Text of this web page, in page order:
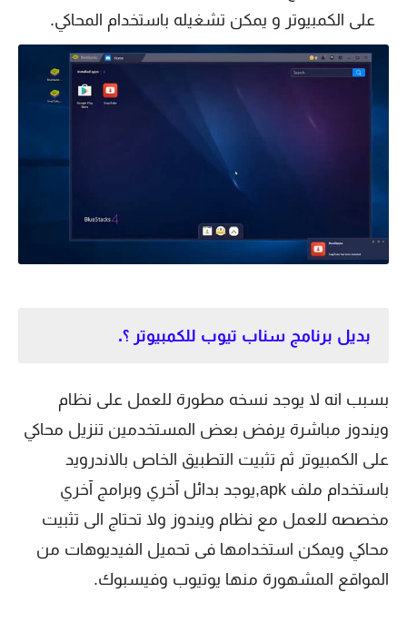
على الكمبيوتر و يمكن تشغيله باستخدام المحاكي.
بديل برنامج سناب تيوب للكمبيوتر ؟.
بسبب انه لا يوجد نسخه مطورة للعمل على نظام
ويندوز مباشرة يرفض بعض المستخدمين تنزيل محاكي
على الكمبيوتر ثم تثبيت التطبيق الخاص بالاندرويد
باستخدام ملف apk,يوجد بدائل آخري وبرامج آخري
مخصصه للعمل مع نظام ويندوز ولا تحتاج الى تثبيت
محاكي ويمكن استخدامها فى تحميل الفيديوهات من
المواقع المشهورة منها يوتيوب وفيسبوك.